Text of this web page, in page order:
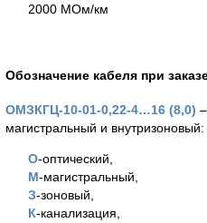
2000 МОм/км
Обозначение кабеля при
ОМЗКГЦ-10-01-0,22-4…16 (8,0)
магистральный и внутризоновый:
О-оптический,
М-магистральный,
З-зоновый,
К-канализация,